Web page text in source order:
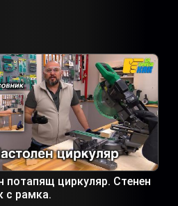
потапящ циркуляр. Стенен
с рамка.